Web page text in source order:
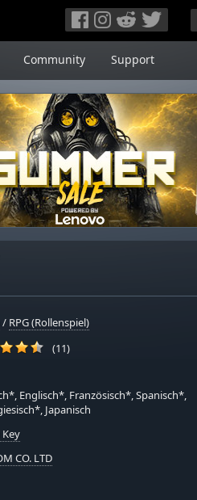
Community Support
/ RPG (Rollenspiel)
(11)
Englisch*, Französisch*, Spanisch*,
Japanisch
CO. LTD